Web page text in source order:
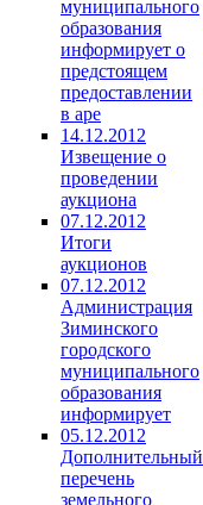
муниципального
образования
информирует о
предстоящем
предоставлении
в аре
14.12.2012
Извещение о
проведении
аукциона
07.12.2012
Итоги
аукционов
07.12.2012
Администрация
Зиминского
городского
муниципального
образования
информирует
05.12.2012
Дополнительный
перечень
земельного